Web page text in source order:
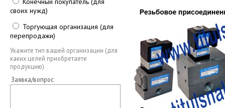
своих нужд)
Торгующая организация (для
перепродажи)
Укажите тип вашей организации (для
каких целей приобретаете
продукцию)
Заявка/вопрос